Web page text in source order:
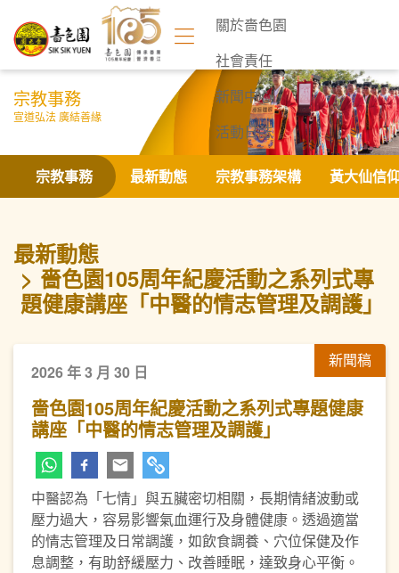
關於嗇色園
社會責任
新聞中心
活動日誌
聯絡我們
宗教事務
宣道弘法 廣結善緣
宗教事務 最新動態 宗教事務架構 黃大仙信
最新動態
嗇色園105周年紀慶活動之系列式專
題健康講座「中醫的情志管理及調護」
新聞稿
2026 年 3 月 30 日
嗇色園105周年紀慶活動之系列式專題健康
講座「中醫的情志管理及調護」
中醫認為「七情」與五臟密切相關，長期情緒波動或
壓力過大，容易影響氣血運行及身體健康。透過適當
的情志管理及日常調護，如飲食調養、穴位保健及作
息調整，有助舒緩壓力、改善睡眠，達致身心平衡。